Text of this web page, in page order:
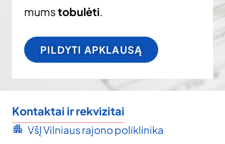
mumstobulėti.
PILDYTI APKLAUSĄ
Kontaktai ir rekvizitai
VšĮ Vilniaus rajono poliklinika